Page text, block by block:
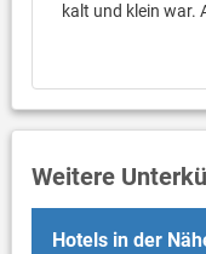
kalt und klein war.
Weitere
Hotels in der